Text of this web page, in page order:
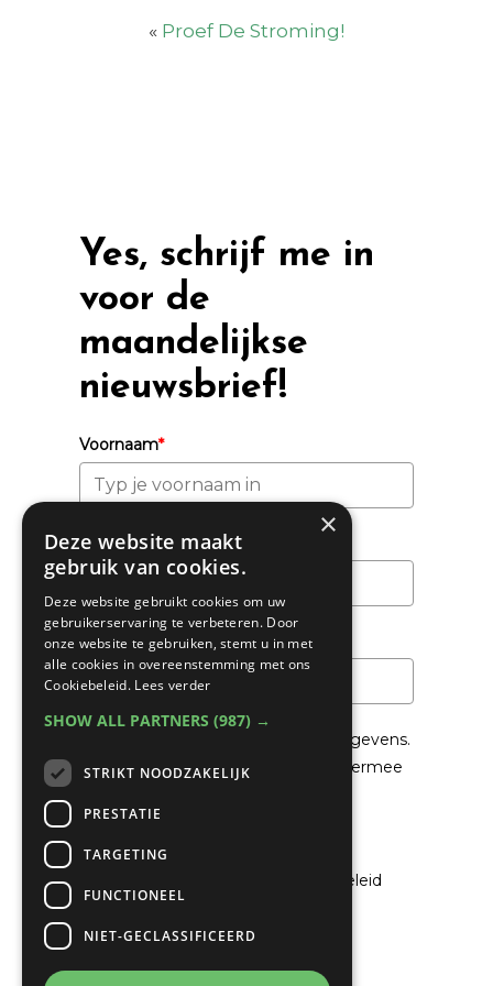
« Proef De Stroming!
Yes, schrijf me in
voor de
maandelijkse
nieuwsbrief!
Voornaam*
Achternaam
Email*
We gaan voorzichtig om met je gegevens.
Lees in hetPrivacybeleid
hoe we hiermee
Ik ga akkoord met het privacybeleid
×
Deze website maakt
gebruik van cookies.
Deze website gebruikt cookies om uw
gebruikerservaring te verbeteren. Door
onze website te gebruiken, stemt u in met
alle cookies in overeenstemming met ons
Cookiebeleid. Lees verder
SHOW ALL PARTNERS (987) →
STRIKT NOODZAKELIJK
PRESTATIE
TARGETING
FUNCTIONEEL
NIET-GECLASSIFICEERD